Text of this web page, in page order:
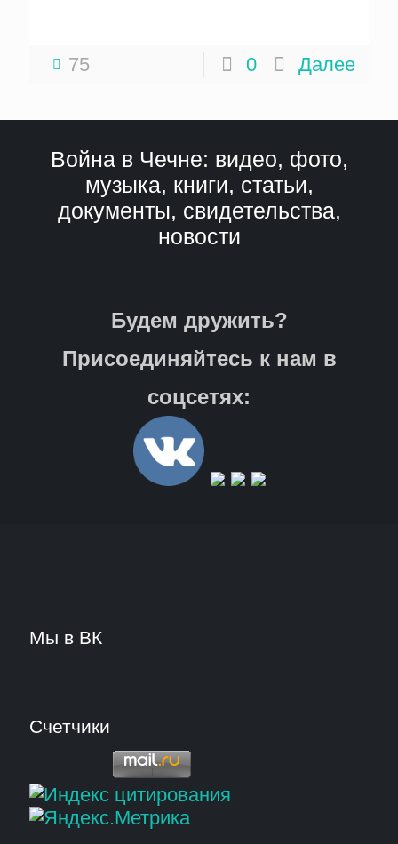
75 0 Далее
Война в Чечне: видео, фото,
музыка, книги, статьи,
документы, свидетельства,
новости
Будем дружить?
Присоединяйтесь к нам в
соцсетях:
Мы в ВК
Счетчики